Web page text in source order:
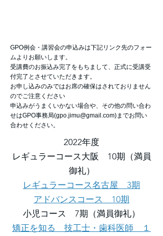
GPO例会・講習会の申込みは下記リンク先のフォー
ムよりお願いします。
受講費のお振込み完了をもちまして、正式に受講受
付完了とさせていただきます。
お申し込みのみではお席の確保はされておりません
のでご注意ください
​申込みがうまくいかない場合や、その他の問い合わ
せはGPO事務局(gpo.jimu@gmail.com)までお問い
合わせください。
2022年度
レギュラーコース大阪 10期（満員
御礼）
レギュラーコース名古屋 3期
アドバンスコース 10期
小児コース 7期（満員御礼）
矯正を知る 技工士・歯科医師 １